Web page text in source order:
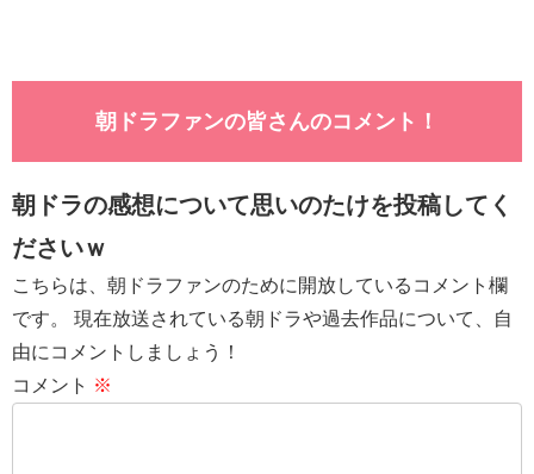
朝ドラファンの皆さんのコメント！
朝ドラの感想について思いのたけを投稿してく
ださいｗ
こちらは、朝ドラファンのために開放しているコメント欄
です。 現在放送されている朝ドラや過去作品について、自
由にコメントしましょう！
コメント ※